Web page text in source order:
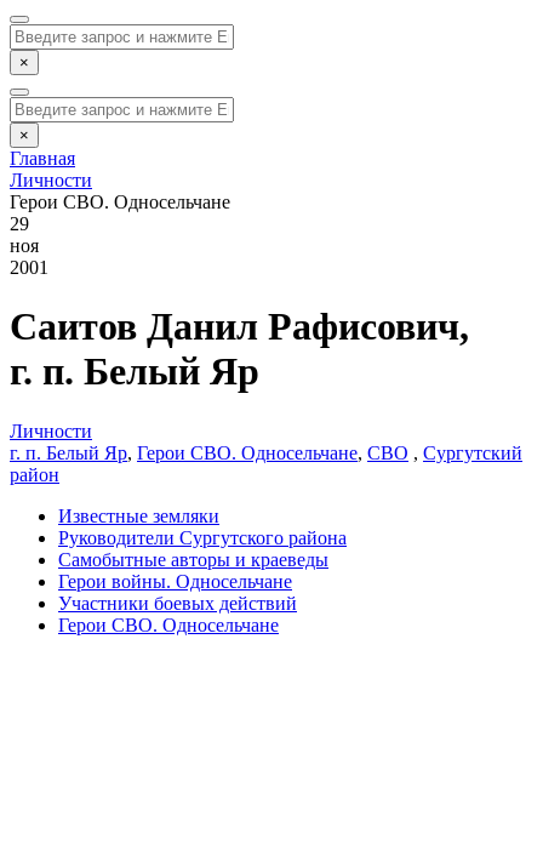
×
×
Главная
Личности
Герои СВО. Односельчане
29
ноя
2001
Саитов Данил Рафисович,
г. п. Белый Яр
Личности
г. п. Белый Яр, Герои СВО. Односельчане, СВО , Сургутский
район
Известные земляки
Руководители Сургутского района
Самобытные авторы и краеведы
Герои войны. Односельчане
Участники боевых действий
Герои СВО. Односельчане